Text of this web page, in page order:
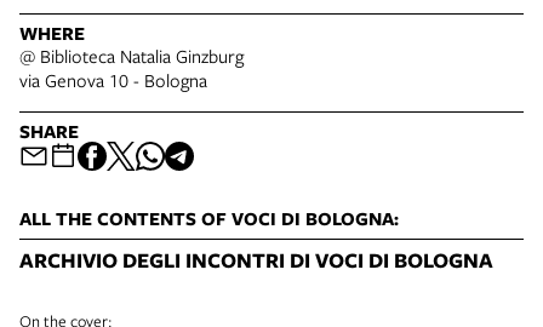
WHERE
@ Biblioteca Natalia Ginzburg
via Genova 10 - Bologna
SHARE
ALL THE CONTENTS OF VOCI DI BOLOGNA:
ARCHIVIO DEGLI INCONTRI DI VOCI DI BOLOGNA
On the cover: